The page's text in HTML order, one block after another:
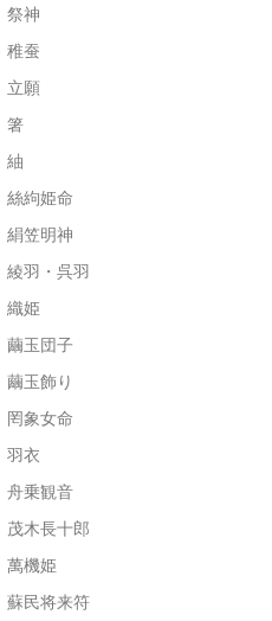
祭神
稚蚕
立願
箸
紬
絲絇姫命
絹笠明神
綾羽・呉羽
織姫
繭玉団子
繭玉飾り
罔象女命
羽衣
舟乗観音
茂木長十郎
萬機姫
蘇民将来符